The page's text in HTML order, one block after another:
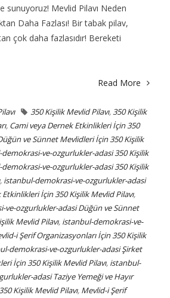
sunuyoruz! Mevlid Pilavı Neden
Daha Fazlası! Bir tabak pilav,
çok daha fazlasıdır! Bereketi
Read More
350 Kişilik Mevlid Pilavı,350 Kişilik
, Cami veya Dernek Etkinlikleri İçin 350
ve Sünnet Mevlidleri İçin 350 Kişilik
ve-ozgurlukler-adasi 350 Kişilik
ve-ozgurlukler-adasi 350 Kişilik
, istanbul-demokrasi-ve-ozgurlukler-adasi
İçin 350 Kişilik Mevlid Pilavı,
ve-ozgurlukler-adasi Düğün ve Sünnet
Mevlid Pilavı, istanbul-demokrasi-ve-
i Şerif Organizasyonları İçin 350 Kişilik
demokrasi-ve-ozgurlukler-adasi Şirket
İçin 350 Kişilik Mevlid Pilavı, istanbul-
adasi Taziye Yemeği ve Hayır
Kişilik Mevlid Pilavı, Mevlid-i Şerif